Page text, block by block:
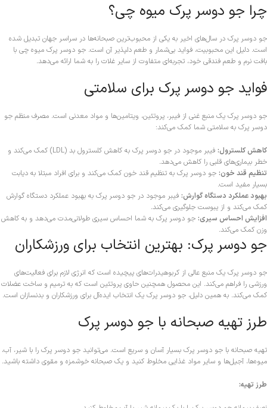
چرا جو دوسر پرک میوه چی؟
جو دوسر پرک در سال‌های اخیر به یکی از محبوب‌ترین صبحانه‌ها در سراسر جهان تبدیل شده
است. دلیل این محبوبیت، فواید بی‌شمار و طعم دلپذیر آن است. جو دوسر پرک میوه چی با
بافت نرم و طعم فندقی خود، تجربه‌ای متفاوت از سایر غلات را به شما ارائه می‌دهد.
فواید جو دوسر پرک برای سلامتی
جو دوسر پرک یک منبع غنی از فیبر، پروتئین، ویتامین‌ها و مواد معدنی است. مصرف منظم جو
دوسر پرک به سلامتی شما کمک می‌کند:
کاهش کلسترول:
فیبر موجود در جو دوسر پرک به کاهش کلسترول بد (LDL) کمک می‌کند و
خطر بیماری‌های قلبی را کاهش می‌دهد.
تنظیم قند خون: جو دوسر پرک به تنظیم قند خون کمک می‌کند و برای افراد مبتلا به دیابت
بسیار مفید است.
بهبود عملکرد دستگاه گوارش: فیبر موجود در جو دوسر پرک به بهبود عملکرد دستگاه گوارش
کمک می‌کند و از یبوست جلوگیری می‌کند.
افزایش احساس سیری: جو دوسر پرک به شما احساس سیری طولانی‌مدت می‌دهد و به کاهش
وزن کمک می‌کند.
جو دوسر پرک: بهترین انتخاب برای ورزشکاران
جو دوسر پرک یک منبع عالی از کربوهیدرات‌های پیچیده است که انرژی لازم برای فعالیت‌های
ورزشی را فراهم می‌کند. این محصول همچنین حاوی پروتئین است که به ترمیم و ساخت عضلات
کمک می‌کند. به همین دلیل، جو دوسر پرک یک انتخاب ایده‌آل برای ورزشکاران و بدنسازان است.
طرز تهیه صبحانه با جو دوسر پرک
تهیه صبحانه با جو دوسر پرک بسیار آسان و سریع است. می‌توانید جو دوسر پرک را با شیر، آب،
میوه‌ها، آجیل‌ها و سایر مواد غذایی مخلوط کنید و یک صبحانه خوشمزه و مقوی داشته باشید.
طرز تهیه: